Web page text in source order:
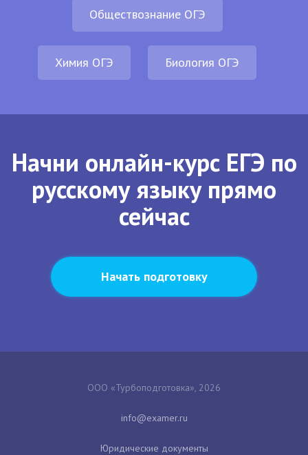
Обществознание ОГЭ
Химия ОГЭ Биология ОГЭ
Начни онлайн-курс ЕГЭ по
русскому языку прямо
сейчас
Начать подготовку
ООО «Турбоподготовка», 2026
Юридические документы